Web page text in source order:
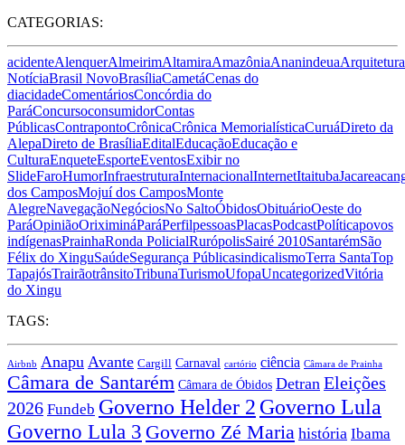
CATEGORIAS:
acidenteAlenquerAlmeirimAltamiraAmazôniaAnanindeuaArquitetura
NotíciaBrasil NovoBrasíliaCametáCenas do
diacidadeComentáriosConcórdia do
ParáConcursoconsumidorContas
PúblicasContrapontoCrônicaCrônica MemorialísticaCuruáDireto da
AlepaDireto de BrasíliaEditalEducaçãoEducação e
CulturaEnqueteEsporteEventosExibir no
SlideFaroHumorInfraestruturaInternacionalInternetItaituba
dos CamposMojuí dos CamposMonte
AlegreNavegaçãoNegóciosNo SaltoÓbidosObituárioOeste do
ParáOpiniãoOriximináParáPerfilpessoasPlacasPodcastPolíticapovos
indígenasPrainhaRonda PolicialRurópolisSairé 2010SantarémSão
Félix do XinguSaúdeSegurança PúblicasindicalismoTerra SantaTop
TapajósTrairãotrânsitoTribunaTurismoUfopaUncategorizedVitória
do Xingu
TAGS:
Airbnb Anapu Avante Cargill Carnaval cartório ciência Câmara de Prainha
Câmara de Santarém Câmara de Óbidos Detran Eleições
2026 Fundeb Governo Helder 2 Governo Lula
Governo Lula 3 Governo Zé Maria história Ibama